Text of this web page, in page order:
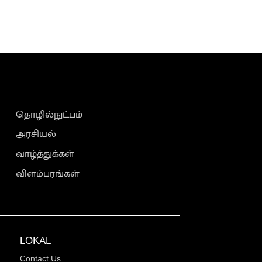
தொழில்நுட்பம்
அரசியல்
வாழ்த்துக்கள்
விளம்பரங்கள்
LOKAL
Contact Us